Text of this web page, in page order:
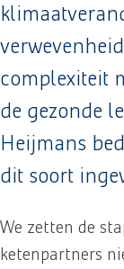
complexiteit
de gezonde
Heijmans
dit soort
We zetten de
ketenpartners